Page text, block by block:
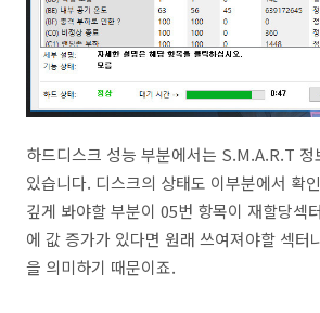
하드디스크 성능 부분에서는 S.M.A.R.T 정
있습니다. 디스크의 상태도 이부분에서 확
깊게 봐야할 부분이 05번 항목이 재할당섹
에 값 증가가 있다면 원래 쓰여져야할 섹터
을 의미하기 때문이죠.